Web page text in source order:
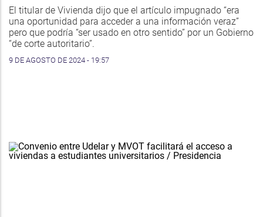
El titular de Vivienda dijo que el artículo impugnado “era
una oportunidad para acceder a una información veraz”
pero que podría “ser usado en otro sentido” por un Gobierno
“de corte autoritario”.
9 DE AGOSTO DE 2024 - 19:57